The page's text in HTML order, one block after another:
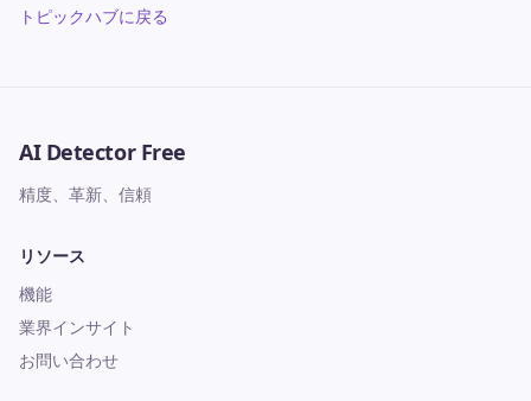
トピックハブに戻る
AI Detector Free
精度、革新、信頼
リソース
機能
業界インサイト
お問い合わせ